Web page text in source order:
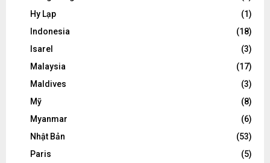
Hy Lạp
(1)
Indonesia
(18)
Isarel
(3)
Malaysia
(17)
Maldives
(3)
Mỹ
(8)
Myanmar
(6)
Nhật Bản
(53)
Paris
(5)